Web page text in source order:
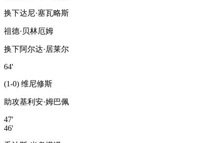
换下达尼·塞瓦略斯
祖德·贝林厄姆
换下 阿尔达·居莱尔
64'
(1-0) 维尼修斯
助攻基利安·姆巴佩
47'
46'